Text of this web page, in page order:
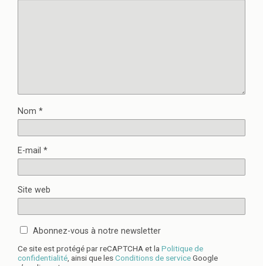
Nom *
E-mail *
Site web
Abonnez-vous à notre newsletter
Ce site est protégé par reCAPTCHA et laPolitique de
confidentialité, ainsi que lesConditions de serviceGoogle